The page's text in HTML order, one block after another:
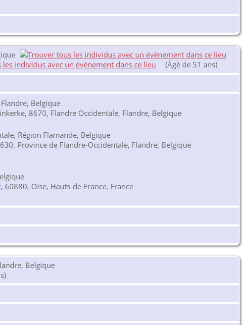
(Âgé de 51 ans)
Belgique
8670, Flandre Occidentale, Flandre, Belgique
Région Flamande, Belgique
Province de Flandre-Occidentale, Flandre, Belgique
Oise, Hauts-de-France, France
Belgique